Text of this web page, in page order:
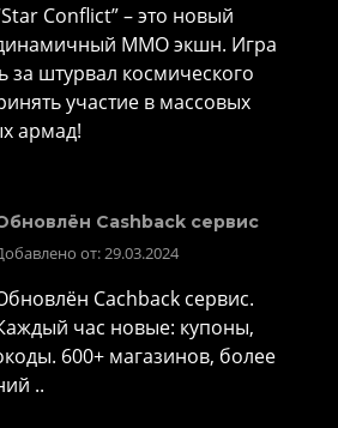
Conflict” – это новый
MMO экшн. Игра
за штурвал космического
участие в массовых
армад!
Cashback сервис
от: 29.03.2024
Cachback сервис.
час новые: купоны,
600+ магазинов, более
..